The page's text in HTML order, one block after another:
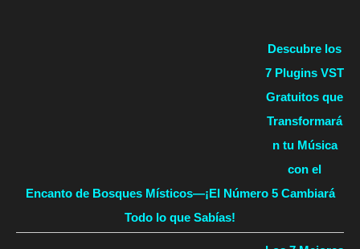
Descubre los
7 Plugins VST
Gratuitos que
Transformará
n tu Música
con el
Encanto de Bosques Místicos—¡El Número 5 Cambiará
Todo lo que Sabías!